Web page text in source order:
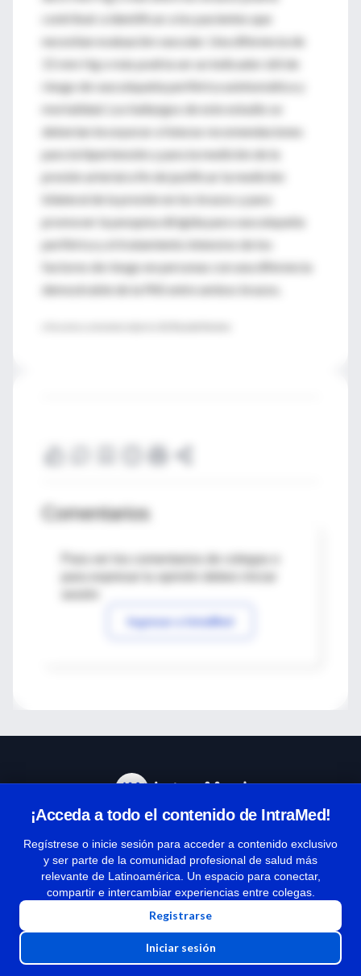
contribuir a identificar a los pacientes que
necesitan evaluación vascular. Una diferencia de
15 mm Hg o más podría ser un indicador útil de
riesgo de vasculopatía periférica asintomática y
mortalidad. Los hallazgos de este estudio se
deberían incorporar a futuras recomendaciones
para la hipertensión y para la medición de la
presión arterial a fin de justificar la medición
bilateral de la presión en los brazos y para
promover la pesquisa dirigida para vasculopatía
periférica y el tratamiento intensivo de los
factores de riesgo en personas con una diferencia
demostrable de la PAS entre ambos brazos.
Comentarios
Para ver los comentarios de colegas o
Ingresar a IntraMed
¡Acceda a todo el contenido de IntraMed!
Regístrese o inicie sesión para acceder a contenido exclusivo
y ser parte de la comunidad profesional de salud más
relevante de Latinoamérica. Un espacio para conectar,
compartir e intercambiar experiencias entre colegas.
Registrarse
Iniciar sesión
Términos y condiciones
| Políticas de privacidad
| Todos los derechos reservados | Copyright 1997-2026